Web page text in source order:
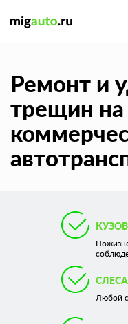
Ремонт и
трещин на
Любой